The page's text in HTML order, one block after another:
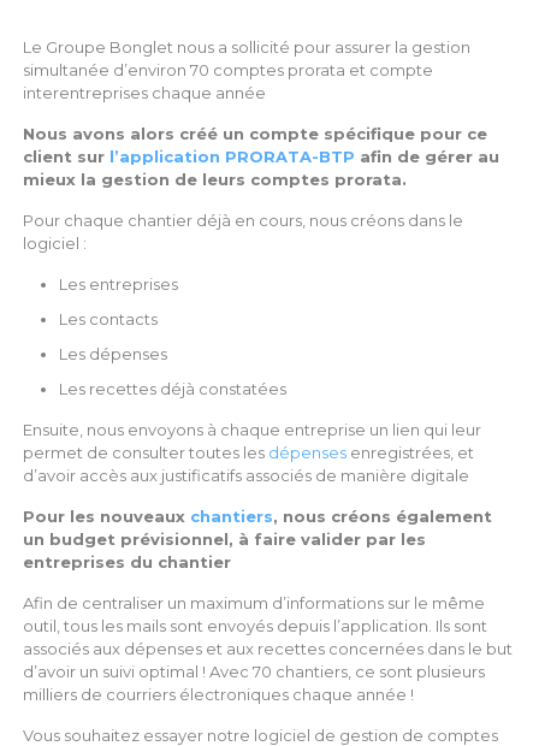
Le Groupe Bonglet nous a sollicité pour assurer la gestion
simultanée d’environ 70 comptes prorata et compte
interentreprises chaque année
Nous avons alors créé un compte spécifique pour ce
client sur l’application PRORATA-BTP afin de gérer au
mieux la gestion de leurs comptes prorata.
Pour chaque chantier déjà en cours, nous créons dans le
logiciel :
Les entreprises
Les contacts
Les dépenses
Les recettes déjà constatées
Ensuite, nous envoyons à chaque entreprise un lien qui leur
permet de consulter toutes les dépenses enregistrées, et
d’avoir accès aux justificatifs associés de manière digitale
Pour les nouveaux chantiers, nous créons également
un budget prévisionnel, à faire valider par les
entreprises du chantier
Afin de centraliser un maximum d’informations sur le même
outil, tous les mails sont envoyés depuis l’application. Ils sont
associés aux dépenses et aux recettes concernées dans le but
d’avoir un suivi optimal ! Avec 70 chantiers, ce sont plusieurs
milliers de courriers électroniques chaque année !
Vous souhaitez essayer notre logiciel de gestion de comptes